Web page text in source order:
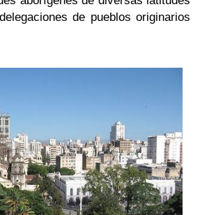
de pueblos originarios